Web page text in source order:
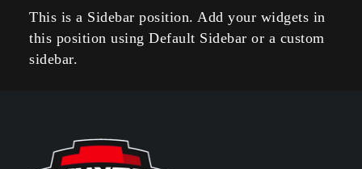
This is a Sidebar position. Add your widgets in
this position using Default Sidebar or a custom
sidebar.